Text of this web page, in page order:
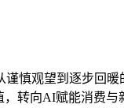
慎观望到逐步回
转向AI赋能消费